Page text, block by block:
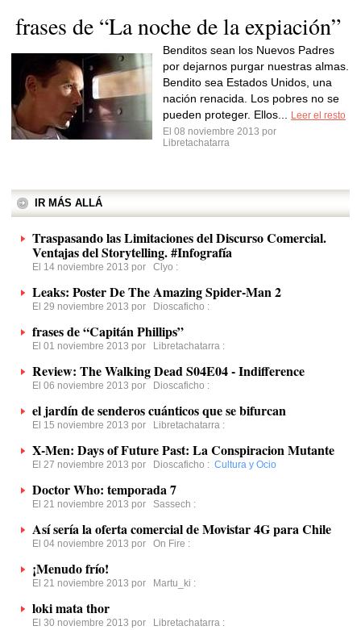
frases de “La noche de la expiación”
Benditos sean los Nuevos Padres
por dejarnos purgar nuestras almas.
Bendito sea Estados Unidos, una
nación renacida. Los pobres no se
pueden proteger. Ellos...
Leer el resto
El 08 noviembre 2013 por
Libretachatarra
IR MÁS ALLÁ
Traspasando las Limitaciones del Discurso Comercial.
Ventajas del Storytelling. #Infografía
El 14 noviembre 2013 por Clyo :
Leaks: Poster De The Amazing Spider-Man 2
El 29 noviembre 2013 por Dioscaficho :
frases de “Capitán Phillips”
El 01 noviembre 2013 por Libretachatarra :
Review: The Walking Dead S04E04 - Indifference
El 06 noviembre 2013 por Dioscaficho :
el jardín de senderos cuánticos que se bifurcan
El 15 noviembre 2013 por Libretachatarra :
X-Men: Days of Future Past: La Conspiracion Mutante
El 27 noviembre 2013 por Dioscaficho : Cultura y Ocio
Doctor Who: temporada 7
El 21 noviembre 2013 por Sassech :
Así sería la oferta comercial de Movistar 4G para Chile
El 04 noviembre 2013 por On Fire :
¡Menudo frío!
El 21 noviembre 2013 por Martu_ki :
loki mata thor
El 30 noviembre 2013 por Libretachatarra :